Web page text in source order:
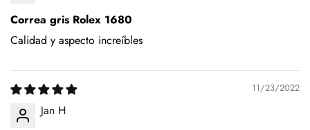
Correa gris Rolex 1680
Calidad y aspecto increíbles
11/23/2022
Jan H